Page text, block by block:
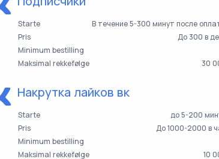
Starte
В течение 5-300 минут после
Pris
До 300 в
Minimum bestilling
Maksimal rekkefølge
30
Накрутка лайков вк
Starte
до 5-200
Pris
До 1000-2000 в
Minimum bestilling
Maksimal rekkefølge
10